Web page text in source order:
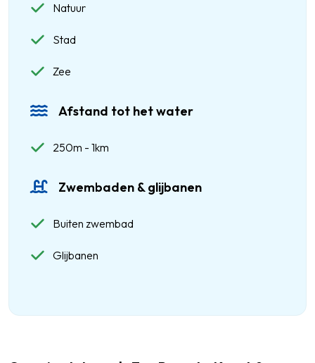
Natuur
Stad
Zee
Afstand tot het water
250m - 1km
Zwembaden & glijbanen
Buiten zwembad
Glijbanen